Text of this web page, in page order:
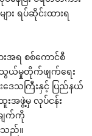
ျား ရပ်ဆိုင်းထားရ
းအရ စစ်ကောင်စီ
န်သွယ်မှုတိုက်ဖျက်ရေး
ေသကြီးနှင့် ပြည်နယ်
အဖွဲ့မှ လုပ်ငန်း
ျက်ကို
သည်။